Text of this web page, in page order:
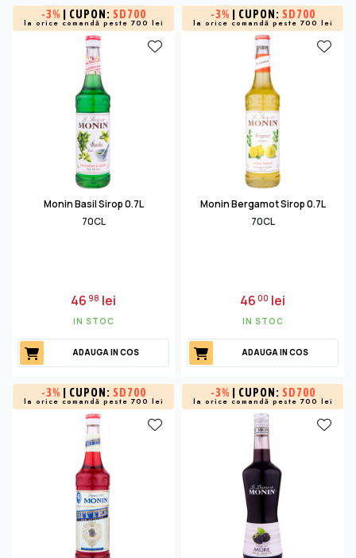
-3% | CUPON: SD700
la orice comandă peste 700 lei
Monin Basil Sirop 0.7L
70CL
4698 lei
IN STOC
ADAUGA IN COS
-3% | CUPON: SD700
la orice comandă peste 700 lei
Monin Bergamot Sirop 0.7L
70CL
4600 lei
IN STOC
ADAUGA IN COS
-3% | CUPON: SD700
la orice comandă peste 700 lei
-3% | CUPON: SD700
la orice comandă peste 700 lei